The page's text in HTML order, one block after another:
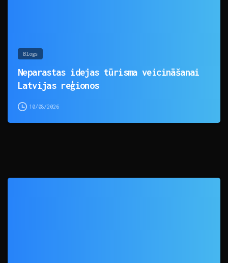
Blogs
Neparastas idejas tūrisma veicināšanai
Latvijas reģionos
10/08/2026